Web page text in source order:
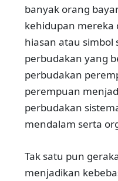
banyak orang
kehidupan mereka
hiasan atau
perbudakan yang
perbudakan
perempuan
perbudakan
mendalam serta
Tak satu pun
menjadikan